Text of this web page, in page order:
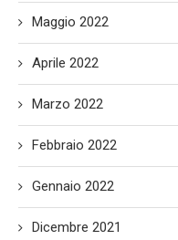
Maggio 2022
Aprile 2022
Marzo 2022
Febbraio 2022
Gennaio 2022
Dicembre 2021